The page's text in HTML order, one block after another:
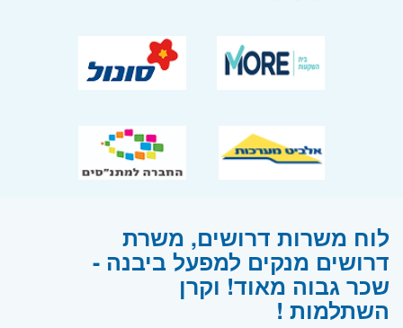
לוח משרות דרושים, משרת
דרושים מנקים למפעל ביבנה -
שכר גבוה מאוד! וקרן
השתלמות !